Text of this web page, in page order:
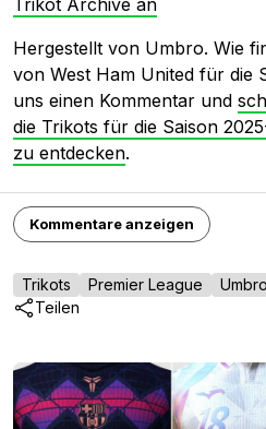
Hergestellt von Umbro. Wie
von West Ham United für die
uns einen Kommentar und
die Trikots für die Saison
zu entdecken.
Kommentare anzeigen
Trikots Premier League Umbro
Teilen